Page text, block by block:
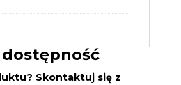
Skontaktuj się z